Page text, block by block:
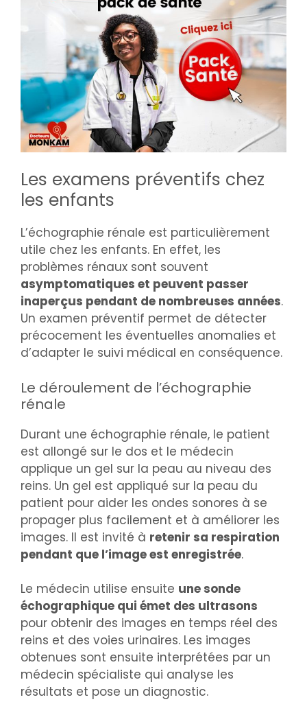
Les examens préventifs chez
les enfants
L’échographie rénale est particulièrement
utile chez les enfants. En effet, les
problèmes rénaux sont souvent
asymptomatiques et peuvent passer
inaperçus pendant de nombreuses années.
Un examen préventif permet de détecter
précocement les éventuelles anomalies et
d’adapter le suivi médical en conséquence.
Le déroulement de l’échographie
rénale
Durant une échographie rénale, le patient
est allongé sur le dos et le médecin
applique un gel sur la peau au niveau des
reins. Un gel est appliqué sur la peau du
patient pour aider les ondes sonores à se
propager plus facilement et à améliorer les
images. Il est invité à retenir sa respiration
pendant que l’image est enregistrée.
Le médecin utilise ensuite une sonde
échographique qui émet des ultrasons
pour obtenir des images en temps réel des
reins et des voies urinaires. Les images
obtenues sont ensuite interprétées par un
médecin spécialiste qui analyse les
résultats et pose un diagnostic.